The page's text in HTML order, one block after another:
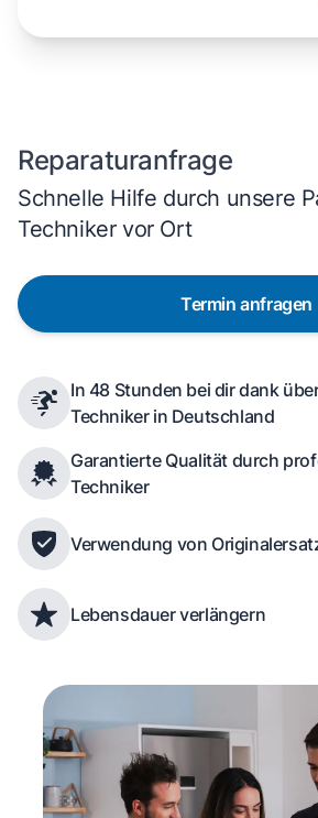
Reparaturanfrage
Schnelle Hilfe durch unsere
Techniker vor Ort
Termin anfragen
In 48 Stunden bei dir dank
Techniker in Deutschland
Garantierte Qualität durch
Techniker
Verwendung von
Lebensdauer verlängern